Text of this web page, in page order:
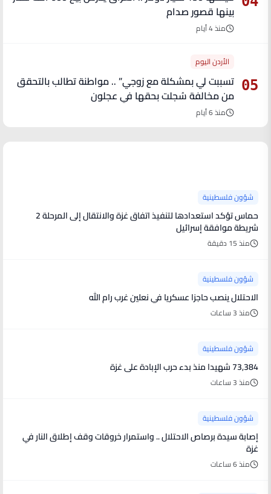
بينها قصور صدام
منذ 4 أيام
05
الأردن اليوم
تسببت لي بمشكلة مع زوجي” .. مواطنة تطالب بالتحقق
من مخالفة سُجلت بحقها في عجلون
منذ 6 أيام
شؤون فلسطينية
حماس تؤكد استعدادها لتنفيذ اتفاق غزة والانتقال إلى المرحلة 2
شريطة موافقة إسرائيل
منذ 15 دقيقة
شؤون فلسطينية
الاحتلال ينصب حاجزا عسكريا في نعلين غرب رام الله
منذ 3 ساعات
شؤون فلسطينية
73,384 شهيدا منذ بدء حرب الإبادة على غزة
منذ 3 ساعات
شؤون فلسطينية
إصابة سيدة برصاص الاحتلال .. واستمرار خروقات وقف إطلاق النار في
غزة
منذ 6 ساعات